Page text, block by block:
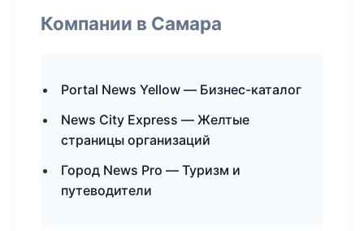
Компании в Самара
Portal News Yellow — Бизнес-каталог
News City Express — Желтые
страницы организаций
Город News Pro — Туризм и
путеводители